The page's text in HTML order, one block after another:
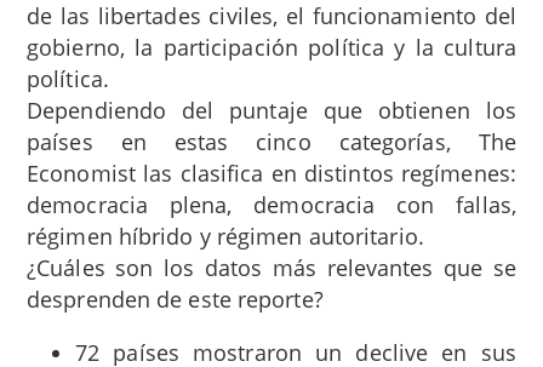
de las libertades civiles, el funcionamiento del
gobierno, la participación política y la cultura
política.
Dependiendo del puntaje que obtienen los
países en estas cinco categorías, The
Economist las clasifica en distintos regímenes:
democracia plena, democracia con fallas,
régimen híbrido y régimen autoritario.
¿Cuáles son los datos más relevantes que se
desprenden de este reporte?
72 países mostraron un declive en sus